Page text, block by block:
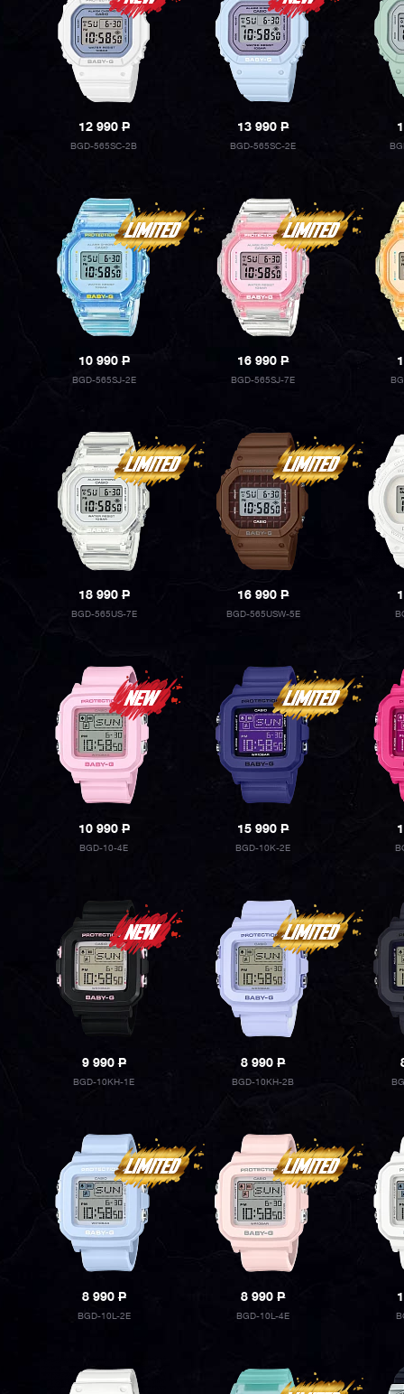
12 990P
BGD-565SC-2B
13 990P
BGD-565SC-2E
10 990P
BGD-565SJ-2E
16 990P
BGD-565SJ-7E
18 990P
BGD-565US-7E
16 990P
BGD-565USW-5E
10 990P
BGD-10-4E
15 990P
BGD-10K-2E
9 990P
BGD-10KH-1E
8 990P
BGD-10KH-2B
8 990P
BGD-10L-2E
8 990P
BGD-10L-4E